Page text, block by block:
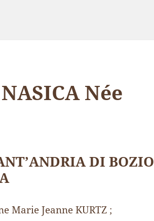
Née
DI BOZIO
Marie Jeanne KURTZ ;